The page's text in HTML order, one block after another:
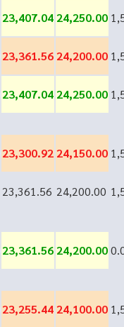
23,407.04 24,250.00
23,361.56 24,200.00
23,407.04 24,250.00
23,300.92 24,150.00
23,361.56 24,200.00
23,361.56 24,200.00
23,255.44 24,100.00